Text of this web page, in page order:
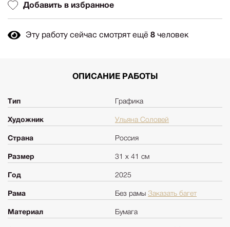
ОПИСАНИЕ РАБОТЫ
Тип Графика
Художник Ульяна Соловей
Страна Россия
Размер 31 х 41 см
Год 2025
Рама Без рамы Заказать багет
Материал Бумага
Добавить в избранное
Эту работу сейчас смотрят ещё 8 человек